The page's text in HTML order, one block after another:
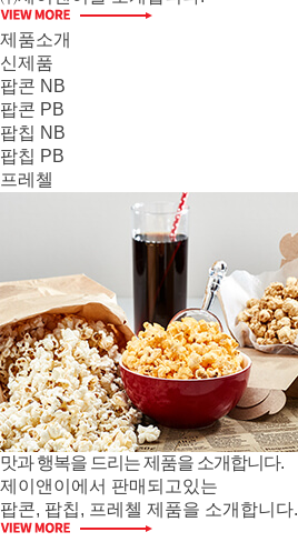
제품소개
신제품
팝콘 NB
팝콘 PB
팝칩 NB
팝칩 PB
프레첼
맛과 행복을 드리는 제품을 소개합니다.
제이앤이에서 판매되고있는
팝콘, 팝칩, 프레첼 제품을 소개합니다.